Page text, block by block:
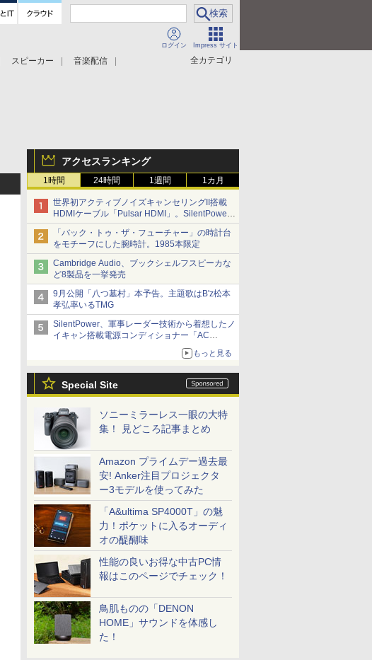
ログイン Impress サイト
全カテゴリ
スピーカー
音楽配信
アクセスランキング
1時間 24時間 1週間 1カ月
世界初アクティブノイズキャンセリングII搭載
HDMIケーブル「Pulsar HDMI」。SilentPower
から
「バック・トゥ・ザ・フューチャー」の時計台
をモチーフにした腕時計。1985本限定
Cambridge Audio、ブックシェルフスピーカな
ど8製品を一挙発売
9月公開「八つ墓村」本予告。主題歌はB'z松本
孝弘率いるTMG
SilentPower、軍事レーダー技術から着想したノ
イキャン搭載電源コンディショナー「AC
もっと見る
Special Site
ソニーミラーレス一眼の大特
集！ 見どころ記事まとめ
Amazon プライムデー過去最
安! Anker注目プロジェクタ
ー3モデルを使ってみた
「A&ultima SP4000T」の魅
力！ポケットに入るオーディ
オの醍醐味
性能の良いお得な中古PC情
報はこのページでチェック！
鳥肌ものの「DENON
HOME」サウンドを体感し
た！